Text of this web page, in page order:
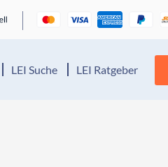
LEI Suche LEI Ratgeber